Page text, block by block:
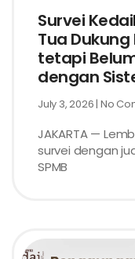
Survei
Tua Dukung
tetapi
dengan
July 3, 2026 No
JAKARTA —
survei dengan
SPMB